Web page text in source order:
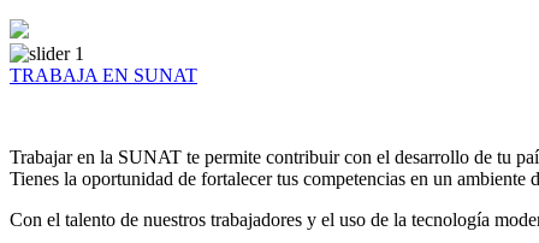
TRABAJA EN SUNAT
Trabajar en la SUNAT te permite contribuir con el desarrollo de tu
Tienes la oportunidad de fortalecer tus competencias en un ambiente
Con el talento de nuestros trabajadores y el uso de la tecnología